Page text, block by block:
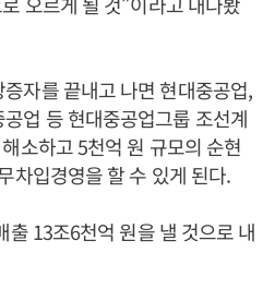
자를 끝내고 나면 현대중공업,
업 등 현대중공업그룹 조선계
소하고 5천억 원 규모의 순현
차입경영을 할 수 있게 된다.
13조6천억 원을 낼 것으로 내